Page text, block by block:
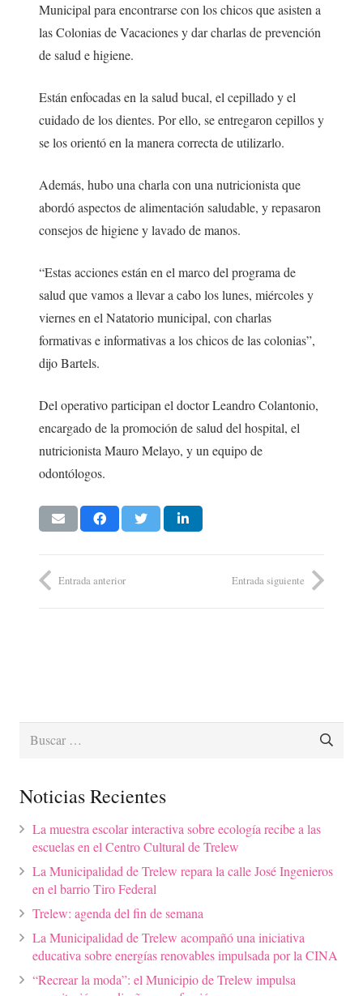
Municipal para encontrarse con los chicos que asisten a
las Colonias de Vacaciones y dar charlas de prevención
de salud e higiene.
Están enfocadas en la salud bucal, el cepillado y el
cuidado de los dientes. Por ello, se entregaron cepillos y
se los orientó en la manera correcta de utilizarlo.
Además, hubo una charla con una nutricionista que
abordó aspectos de alimentación saludable, y repasaron
consejos de higiene y lavado de manos.
“Estas acciones están en el marco del programa de
salud que vamos a llevar a cabo los lunes, miércoles y
viernes en el Natatorio municipal, con charlas
formativas e informativas a los chicos de las colonias”,
dijo Bartels.
Del operativo participan el doctor Leandro Colantonio,
encargado de la promoción de salud del hospital, el
nutricionista Mauro Melayo, y un equipo de
odontólogos.
Entrada anterior Entrada siguiente
Buscar:
Noticias Recientes
La muestra escolar interactiva sobre ecología recibe a las
escuelas en el Centro Cultural de Trelew
La Municipalidad de Trelew repara la calle José Ingenieros
en el barrio Tiro Federal
Trelew: agenda del fin de semana
La Municipalidad de Trelew acompañó una iniciativa
educativa sobre energías renovables impulsada por la CINA
“Recrear la moda”: el Municipio de Trelew impulsa